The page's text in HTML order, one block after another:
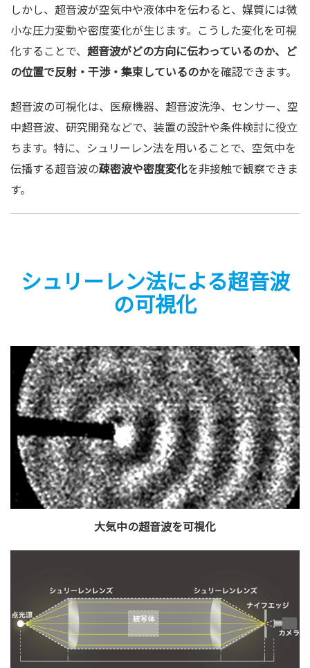
しかし、超音波が空気中や液体中を伝わると、媒質には微
小な圧力変動や密度変化が生じます。こうした変化を可視
化することで、 超音波がどの方向に伝わっているのか、ど
の位置で反射・干渉・集束しているのかを確認できます。
超音波の可視化は、医療機器、超音波洗浄、センサー、空
中超音波、研究開発などで、装置の設計や条件検討に役立
ちます。特に、シュリーレン法を用いることで、空気中を
伝播する超音波の疎密波や密度変化を非接触で観察できま
す。
シュリーレン法による超音波
の可視化
大気中の超音波を可視化